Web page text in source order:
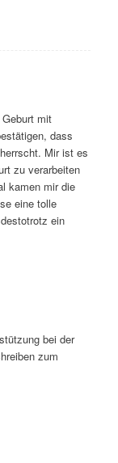
mit
dass
Mir ist es
zu verarbeiten
kamen mir die
eine tolle
ein
bei der
zum